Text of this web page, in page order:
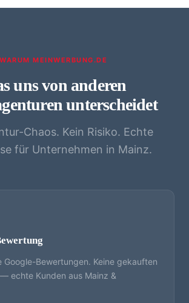
WARUM MEINWERBUNG.DE
uns von anderen
unterscheidet
Chaos. Kein Risiko. Echte
für Unternehmen in Mainz.
Google-Bewertungen. Keine gekauften
echte Kunden aus Mainz &